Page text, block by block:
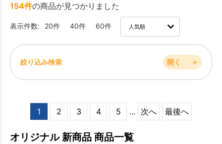
154件の商品が見つかりました
表示件数: 20件 40件 60件
絞り込み検索 開く ＋
1 2 3 4 5 ... 次へ 最後へ
オリジナル 新商品 商品一覧